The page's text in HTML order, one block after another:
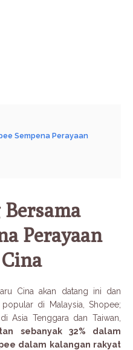
Sempena Perayaan
Perayaan
Cina akan datang ini dan
di Malaysia, Shopee;
Asia Tenggara dan Taiwan,
sebanyak 32% dalam
dalam kalangan rakyat